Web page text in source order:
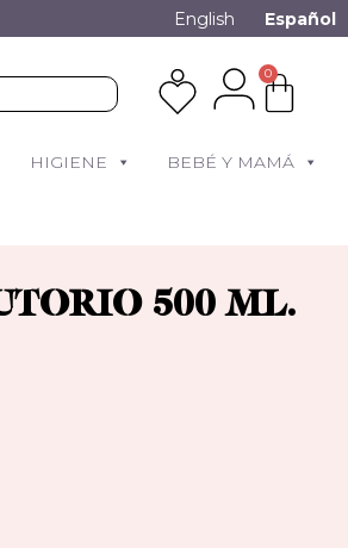
English Español
0
HIGIENE BEBÉ Y MAMÁ
500 ML.